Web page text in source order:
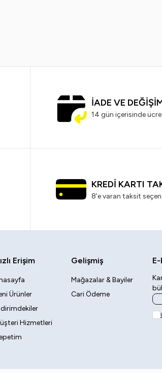
İADE VE
14 gün içerisinde
KREDİ KARTI
8'e varan taksit
Erişim
Ürünler
Hizmetleri
Gelişmiş
Mağazalar & Bayiler
Cari Ödeme